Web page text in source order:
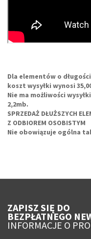
Dla elementów o
koszt wysyłki wynosi
Nie ma możliwości
2,2mb.
SPRZEDAŻ DŁUŻSZYCH
Z ODBIOREM OSOBISTYM
Nie obowiązuje ogólna
ZAPISZ SIĘ DO
BEZPŁATNEGO
INFORMACJE O